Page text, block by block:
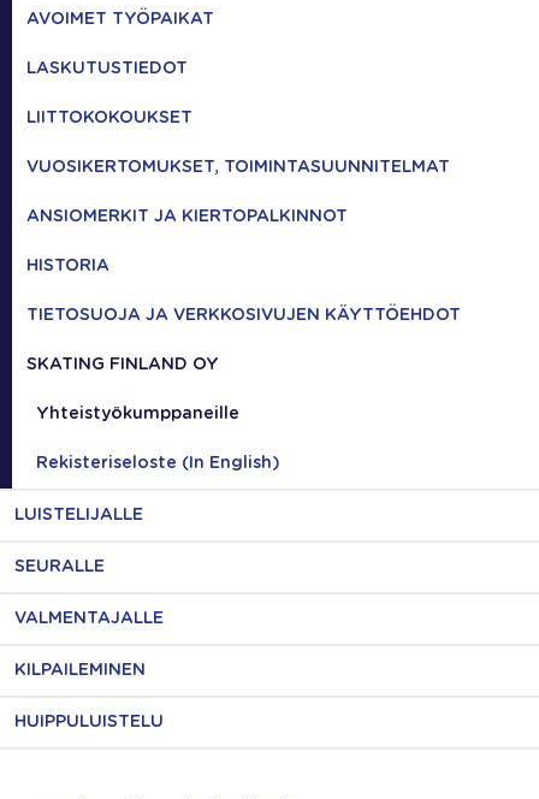
AVOIMET TYÖPAIKAT
LASKUTUSTIEDOT
LIITTOKOKOUKSET
VUOSIKERTOMUKSET, TOIMINTASUUNNITELMAT
ANSIOMERKIT JA KIERTOPALKINNOT
HISTORIA
TIETOSUOJA JA VERKKOSIVUJEN KÄYTTÖEHDOT
SKATING FINLAND OY
Yhteistyökumppaneille
Rekisteriseloste (In English)
LUISTELIJALLE
SEURALLE
VALMENTAJALLE
KILPAILEMINEN
HUIPPULUISTELU